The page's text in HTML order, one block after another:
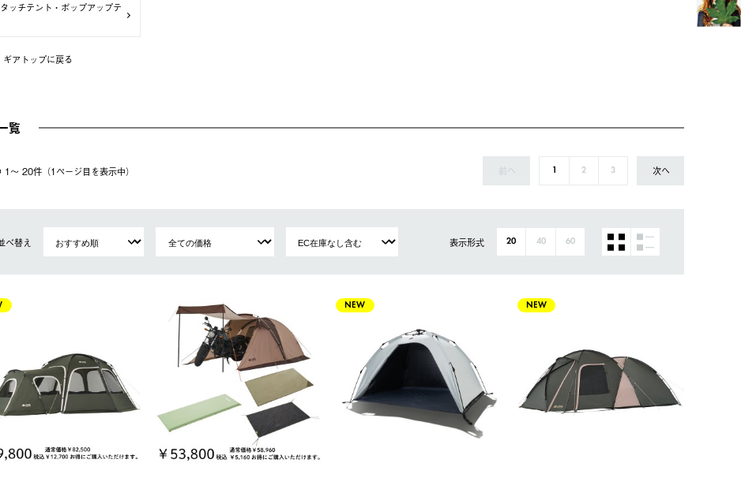
ッチテント・ポップアップテ
ギアトップに戻る
覧
1〜 20件（1ページ⽬を表⽰中） 前へ 1 2 3 次へ
べ替え 表示形式 20 40 60
NEW NEW